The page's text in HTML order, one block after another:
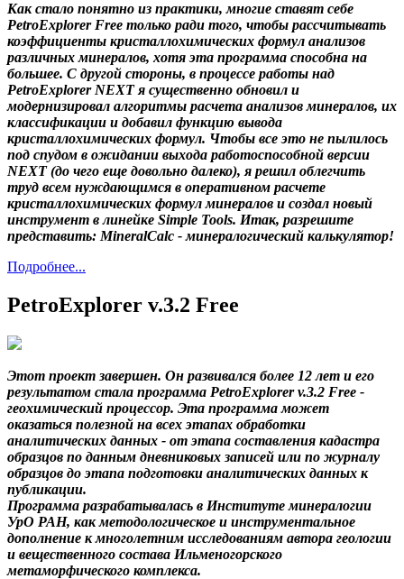
Как стало понятно из практики, многие ставят себе
PetroExplorer Free только ради того, чтобы рассчитывать
коэффициенты кристаллохимических формул анализов
различных минералов, хотя эта программа способна на
большее. С другой стороны, в процессе работы над
PetroExplorer NEXT я существенно обновил и
модернизировал алгоритмы расчета анализов минералов, их
классификации и добавил функцию вывода
кристаллохимических формул. Чтобы все это не пылилось
под спудом в ожидании выхода работоспособной версии
NEXT (до чего еще довольно далеко), я решил облегчить
труд всем нуждающимся в оперативном расчете
кристаллохимических формул минералов и создал новый
инструмент в линейке Simple Tools. Итак, разрешите
представить: MineralCalc - минералогический калькулятор!
Подробнее...
PetroExplorer v.3.2 Free
Этот проект завершен. Он развивался более 12 лет и его
результатом стала программа PetroExplorer v.3.2 Free -
геохимический процессор. Эта программа может
оказаться полезной на всех этапах обработки
аналитических данных - от этапа составления кадастра
образцов по данным дневниковых записей или по журналу
образцов до этапа подготовки аналитических данных к
публикации.
Программа разрабатывалась в Институте минералогии
УрО РАН, как методологическое и инструментальное
дополнение к многолетним исследованиям автора геологии
и вещественного состава Ильменогорского
метаморфического комплекса.